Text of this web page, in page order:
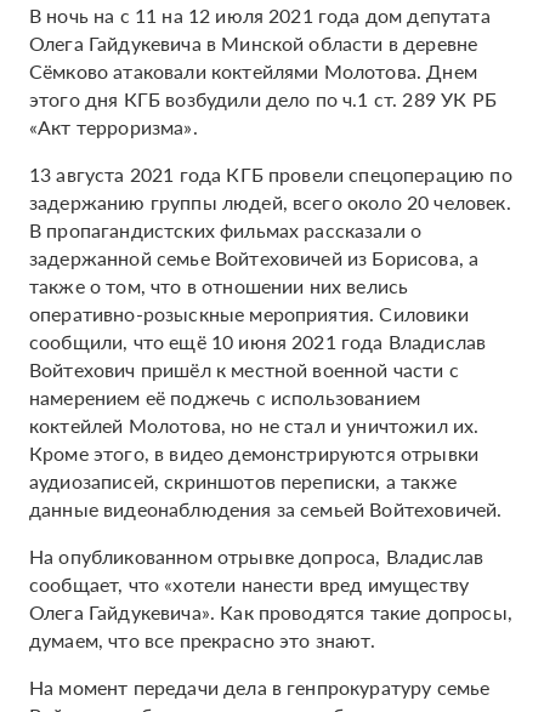
В ночь на с 11 на 12 июля 2021 года дом депутата
Олега Гайдукевича в Минской области в деревне
Сёмково атаковали коктейлями Молотова. Днем
этого дня КГБ возбудили дело по ч.1 ст. 289 УК РБ
«Акт терроризма».
13 августа 2021 года КГБ провели спецоперацию по
задержанию группы людей, всего около 20 человек.
В пропагандистских фильмах рассказали о
задержанной семье Войтеховичей из Борисова, а
также о том, что в отношении них велись
оперативно-розыскные мероприятия. Силовики
сообщили, что ещё 10 июня 2021 года Владислав
Войтехович пришёл к местной военной части с
намерением её поджечь с использованием
коктейлей Молотова, но не стал и уничтожил их.
Кроме этого, в видео демонстрируются отрывки
аудиозаписей, скриншотов переписки, а также
данные видеонаблюдения за семьей Войтеховичей.
На опубликованном отрывке допроса, Владислав
сообщает, что «хотели нанести вред имуществу
Олега Гайдукевича». Как проводятся такие допросы,
думаем, что все прекрасно это знают.
На момент передачи дела в генпрокуратуру семье